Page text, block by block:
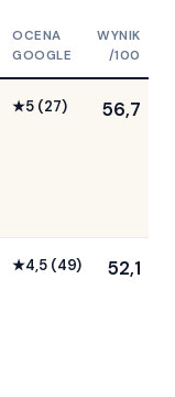
OCENA
GOOGLE
WYNIK
/100
★5 (27) 56,7
★4,5 (49) 52,1